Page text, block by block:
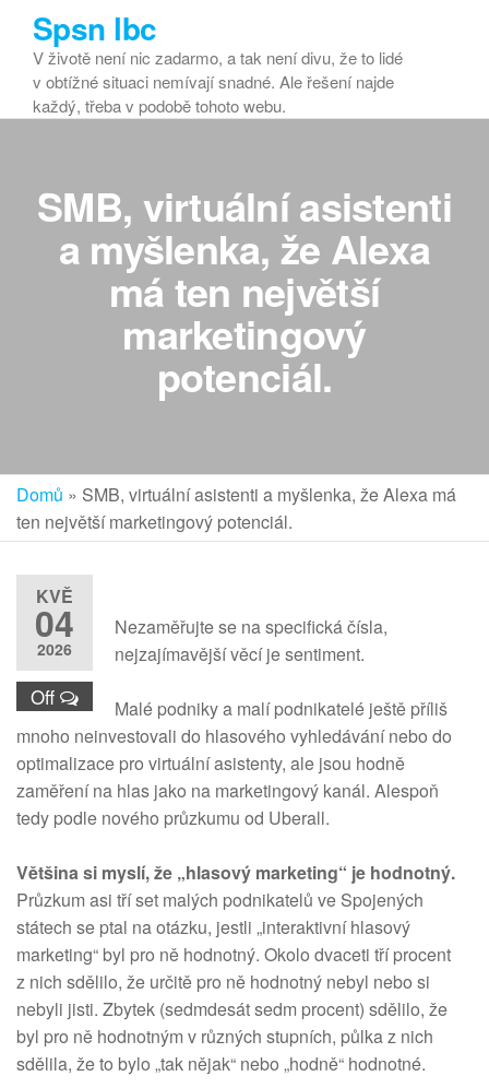
Přeskočit
obsah
Spsn lbc
V životě není nic zadarmo, a tak není divu, že to lidé
v obtížné situaci nemívají snadné. Ale řešení najde
každý, třeba v podobě tohoto webu.
SMB, virtuální asistenti
a myšlenka, že Alexa
má ten největší
marketingový
potenciál.
Domů » SMB, virtuální asistenti a myšlenka, že Alexa má
ten největší marketingový potenciál.
KVĚ
04
2026
Off
Nezaměřujte se na specifická čísla,
nejzajímavější věcí je sentiment.
Malé podniky a malí podnikatelé ještě příliš
mnoho neinvestovali do hlasového vyhledávání nebo do
optimalizace pro virtuální asistenty, ale jsou hodně
zaměření na hlas jako na marketingový kanál. Alespoň
tedy podle nového průzkumu od Uberall.
Většina si myslí, že „hlasový marketing“ je hodnotný.
Průzkum asi tří set malých podnikatelů ve Spojených
státech se ptal na otázku, jestli „interaktivní hlasový
marketing“ byl pro ně hodnotný. Okolo dvaceti tří procent
z nich sdělilo, že určitě pro ně hodnotný nebyl nebo si
nebyli jisti. Zbytek (sedmdesát sedm procent) sdělilo, že
byl pro ně hodnotným v různých stupních, půlka z nich
sdělila, že to bylo „tak nějak“ nebo „hodně“ hodnotné.